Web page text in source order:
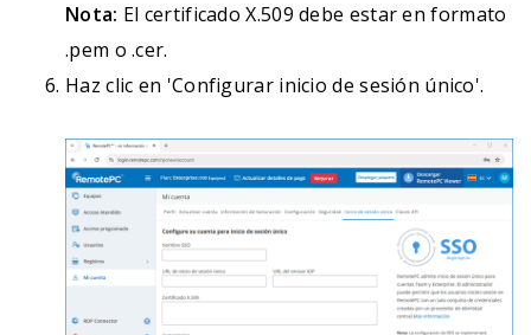
Nota: El certificado X.509 debe estar en formato
.pem o .cer.
Haz clic en 'Configurar inicio de sesión único'.